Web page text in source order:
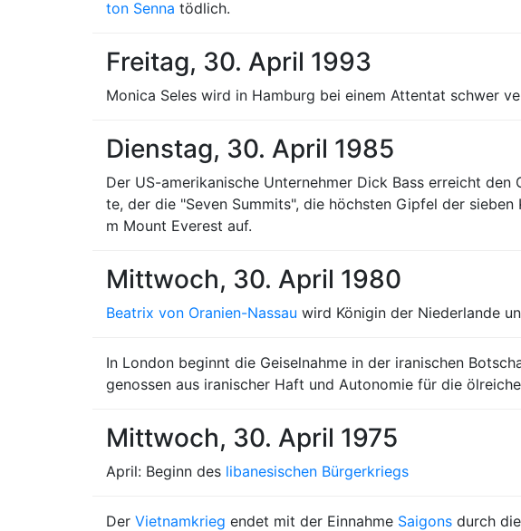
ton Senna tödlich.
Freitag, 30. April 1993
Monica Seles wird in Hamburg bei einem Attentat schwer
Dienstag, 30. April 1985
Der US-amerikanische Unternehmer Dick Bass erreicht
te, der die "Seven Summits", die höchsten Gipfel der
m Mount Everest auf.
Mittwoch, 30. April 1980
Beatrix von Oranien-Nassau wird Königin der Niederlande
In London beginnt die Geiselnahme in der iranischen
genossen aus iranischer Haft und Autonomie für die
Mittwoch, 30. April 1975
April: Beginn des libanesischen Bürgerkriegs
Der Vietnamkrieg endet mit der Einnahme Saigons durch